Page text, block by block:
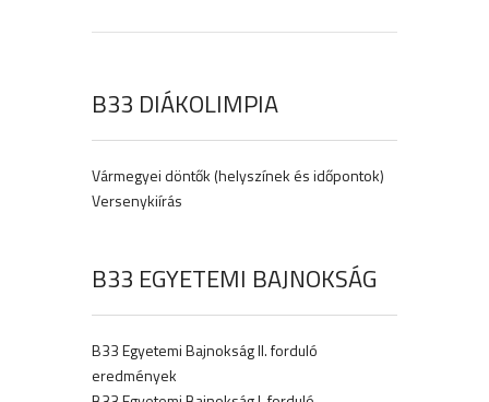
B33 DIÁKOLIMPIA
Vármegyei döntők (helyszínek és időpontok)
Versenykiírás
B33 EGYETEMI BAJNOKSÁG
B33 Egyetemi Bajnokság II. forduló
eredmények